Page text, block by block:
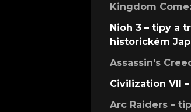
Kingdom
Nioh 3 – tipy a
historickém
Assassin's
Civilization VII
Arc Raiders –